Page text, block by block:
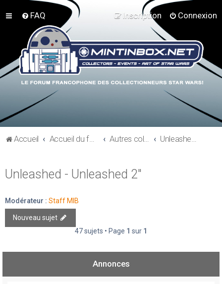
FAQ Connexion
Inscription
Accueil Accueil du forum Autres collections Star Wars Unleashed - Unleashed 2"
Unleashed - Unleashed 2"
Modérateur : Staff MIB
Nouveau sujet
47 sujets • Page 1 sur 1
Annonces